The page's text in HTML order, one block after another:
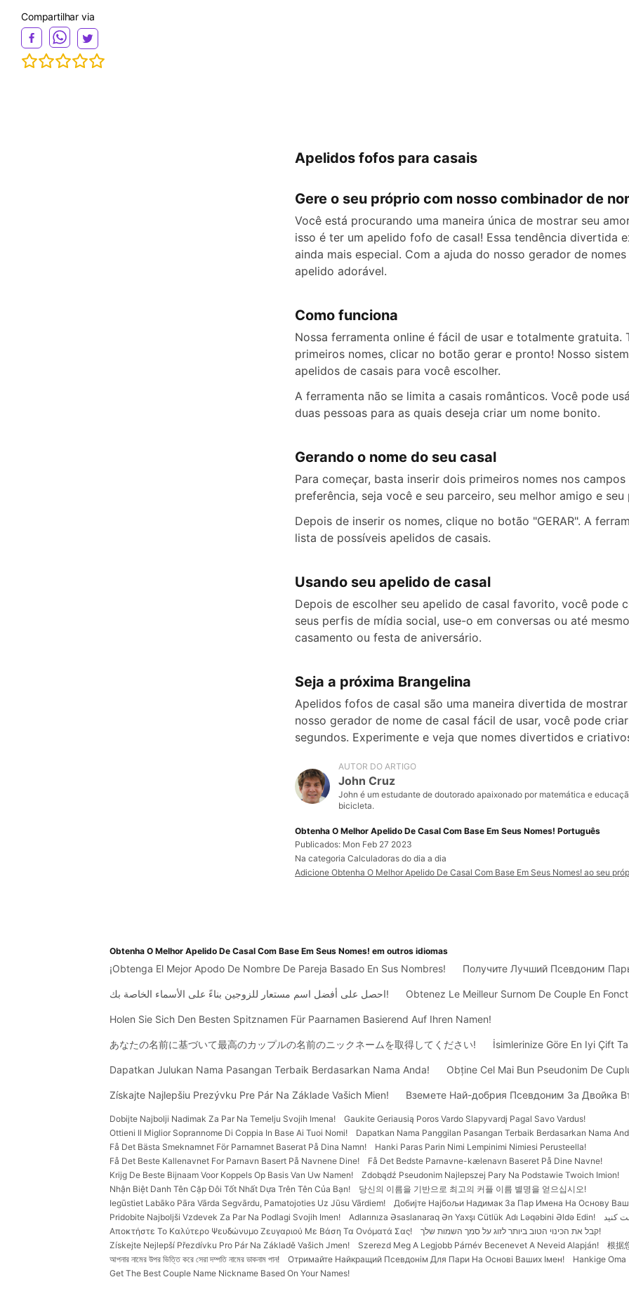
Compartilhar via
Apelidos fofos para casais
Gere o seu próprio com nosso combinador de
Você está procurando uma maneira única de mostrar seu
isso é ter um apelido fofo de casal! Essa tendência divertida
ainda mais especial. Com a ajuda do nosso gerador de
apelido adorável.
Como funciona
Nossa ferramenta online é fácil de usar e totalmente
primeiros nomes, clicar no botão gerar e pronto! Nosso
apelidos de casais para você escolher.
A ferramenta não se limita a casais românticos. Você pode
duas pessoas para as quais deseja criar um nome bonito.
Gerando o nome do seu casal
Para começar, basta inserir dois primeiros nomes nos
preferência, seja você e seu parceiro, seu melhor amigo e
Depois de inserir os nomes, clique no botão "GERAR". A
lista de possíveis apelidos de casais.
Usando seu apelido de casal
Depois de escolher seu apelido de casal favorito, você pode
seus perfis de mídia social, use-o em conversas ou até
casamento ou festa de aniversário.
Seja a próxima Brangelina
Apelidos fofos de casal são uma maneira divertida de
nosso gerador de nome de casal fácil de usar, você pode
segundos. Experimente e veja que nomes divertidos e
AUTOR DO ARTIGO
John Cruz
John é um estudante de doutorado apaixonado por matemática e
bicicleta.
Obtenha O Melhor Apelido De Casal Com Base Em Seus Nomes! Português
Publicados: Mon Feb 27 2023
Na categoria Calculadoras do dia a dia
Adicione Obtenha O Melhor Apelido De Casal Com Base Em Seus Nomes! ao seu
Obtenha O Melhor Apelido De Casal Com Base Em Seus Nomes! em outros idiomas
¡Obtenga El Mejor Apodo De Nombre De Pareja Basado En Sus Nombres! Получите Лучший Псевдоним
احصل على أفضل اسم مستعار للزوجين بناءً على الأسماء الخاصة بك! Obtenez Le Meilleur Surnom De Couple En
Holen Sie Sich Den Besten Spitznamen Für Paarnamen Basierend Auf Ihren Namen!
あなたの名前に基づいて最高のカップルの名前のニックネームを取得してください! İsimlerinize Göre En Iyi Çift
Dapatkan Julukan Nama Pasangan Terbaik Berdasarkan Nama Anda! Obține Cel Mai Bun Pseudonim De
Získajte Najlepšiu Prezývku Pre Pár Na Základe Vašich Mien! Вземете Най-добрия Псевдоним За Двойка
Dobijte Najbolji Nadimak Za Par Na Temelju Svojih Imena!
Gaukite Geriausią Poros Vardo Slapyvardį Pagal Savo Vardus!
Ottieni Il Miglior Soprannome Di Coppia In Base Ai Tuoi Nomi!
Dapatkan Nama Panggilan Pasangan Terbaik Berdasarkan Nama
Få Det Bästa Smeknamnet För Parnamnet Baserat På Dina Namn!
Hanki Paras Parin Nimi Lempinimi Nimiesi Perusteella!
Få Det Beste Kallenavnet For Parnavn Basert På Navnene Dine!
Få Det Bedste Parnavne-kælenavn Baseret På Dine Navne!
Krijg De Beste Bijnaam Voor Koppels Op Basis Van Uw Namen!
Zdobądź Pseudonim Najlepszej Pary Na Podstawie Twoich Imion!
Nhận Biệt Danh Tên Cặp Đôi Tốt Nhất Dựa Trên Tên Của Bạn!
당신의 이름을 기반으로 최고의 커플 이름 별명을 얻으십시오!
Iegūstiet Labāko Pāra Vārda Segvārdu, Pamatojoties Uz Jūsu Vārdiem!
Добијте Најбољи Надимак За Пар Имена На Основу
Pridobite Najboljši Vzdevek Za Par Na Podlagi Svojih Imen!
Adlarınıza Əsaslanaraq Ən Yaxşı Cütlük Adı Ləqəbini Əldə Edin!
Αποκτήστε Το Καλύτερο Ψευδώνυμο Ζευγαριού Με Βάση Τα Ονόματά Σας!
קבל את הכינוי הטוב ביותר לזוג על סמך השמות שלך!
Získejte Nejlepší Přezdívku Pro Pár Na Základě Vašich Jmen!
Szerezd Meg A Legjobb Párnév Becenevet A Neveid Alapján!
根据
আপনার নামের উপর ভিত্তি করে সেরা দম্পতি নামের ডাকনাম পান!
Отримайте Найкращий Псевдонім Для Пари На Основі Ваших Імен!
Hankige
Get The Best Couple Name Nickname Based On Your Names!